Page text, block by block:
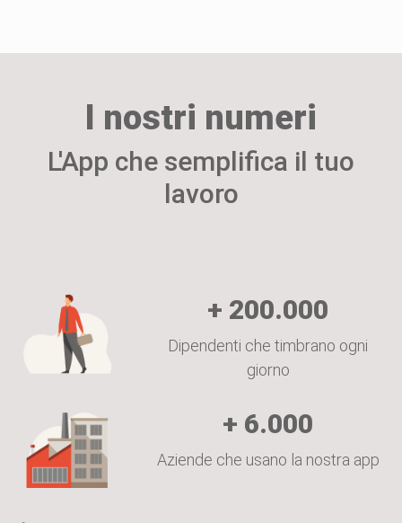
I nostri numeri
L'App che semplifica il tuo
lavoro
+ 200.000
Dipendenti che timbrano ogni
giorno
+ 6.000
Aziende che usano la nostra app